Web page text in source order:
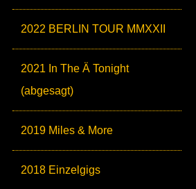
2022 BERLIN TOUR MMXXII
2021 In The Ä Tonight
(abgesagt)
2019 Miles & More
2018 Einzelgigs